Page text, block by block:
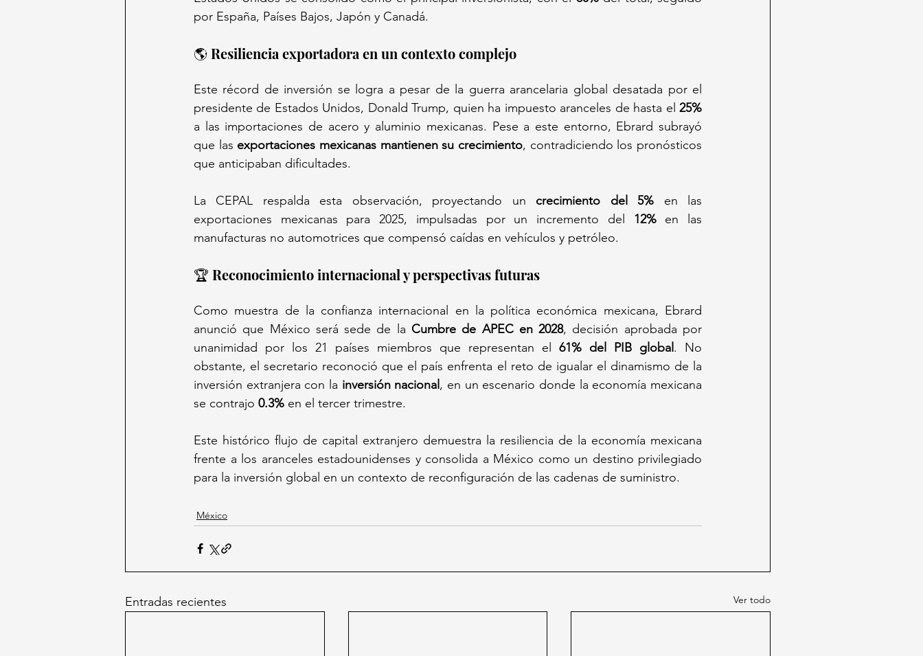
por España, Países Bajos, Japón y Canadá.
🌎 Resiliencia exportadora en un contexto complejo
Este récord de inversión se logra a pesar de la guerra arancelaria global desatada por el
presidente de Estados Unidos, Donald Trump, quien ha impuesto aranceles de hasta el 25%
a las importaciones de acero y aluminio mexicanas. Pese a este entorno, Ebrard subrayó
que las exportaciones mexicanas mantienen su crecimiento, contradiciendo los pronósticos
que anticipaban dificultades.
La CEPAL respalda esta observación, proyectando un crecimiento del 5% en las
exportaciones mexicanas para 2025, impulsadas por un incremento del 12% en las
manufacturas no automotrices que compensó caídas en vehículos y petróleo.
🏆 Reconocimiento internacional y perspectivas futuras
Como muestra de la confianza internacional en la política económica mexicana, Ebrard
anunció que México será sede de la Cumbre de APEC en 2028, decisión aprobada por
unanimidad por los 21 países miembros que representan el 61% del PIB global . No
obstante, el secretario reconoció que el país enfrenta el reto de igualar el dinamismo de la
inversión extranjera con la inversión nacional , en un escenario donde la economía mexicana
se contrajo 0.3% en el tercer trimestre.
Este histórico flujo de capital extranjero demuestra la resiliencia de la economía mexicana
frente a los aranceles estadounidenses y consolida a México como un destino privilegiado
para la inversión global en un contexto de reconfiguración de las cadenas de suministro.
México
Entradas recientes Ver todo